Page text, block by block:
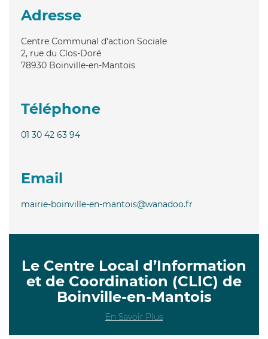
Adresse
Centre Communal d'action Sociale
2, rue du Clos-Doré
78930 Boinville-en-Mantois
Téléphone
01 30 42 63 94
Email
mairie-boinville-en-mantois@wanadoo.fr
Le Centre Local d’Information
et de Coordination (CLIC) de
Boinville-en-Mantois
En Savoir Plus